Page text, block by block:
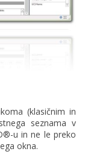
(klasičnim in
seznama v
u in ne le preko
okna.